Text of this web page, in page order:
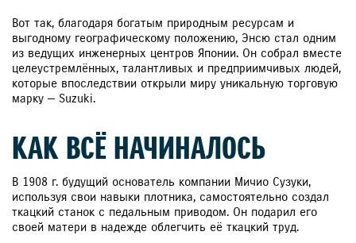
Вот так, благодаря богатым природным ресурсам и
выгодному географическому положению, Энсю стал одним
из ведущих инженерных центров Японии. Он собрал вместе
целеустремлённых, талантливых и предприимчивых людей,
которые впоследствии открыли миру уникальную торговую
марку — Suzuki.
КАК ВСЁ НАЧИНАЛОСЬ
В 1908 г. будущий основатель компании Мичио Сузуки,
используя свои навыки плотника, самостоятельно создал
ткацкий станок с педальным приводом. Он подарил его
своей матери в надежде облегчить её ткацкий труд.